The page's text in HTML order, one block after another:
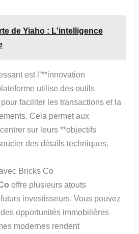
de Yiaho : L'intelligence
est l’**innovation
utilise des outils
faciliter les transactions et la
Cela permet aux
sur leurs **objectifs
des détails techniques.
Bricks Co
offre plusieurs atouts
investisseurs. Vous pouvez
opportunités immobilières
modernes rendent